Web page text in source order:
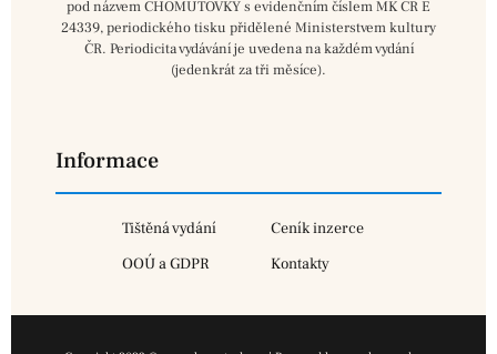
pod názvem CHOMUTOVKY s evidenčním číslem MK ČR E
24339, periodického tisku přidělené Ministerstvem kultury
ČR. Periodicita vydávání je uvedena na každém vydání
(jedenkrát za tři měsíce).
Informace
Tištěná vydání
Ceník inzerce
OOÚ a GDPR
Kontakty